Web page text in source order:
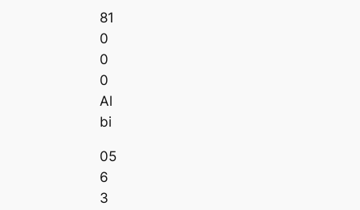
81
0
0
0
Al
bi
05
6
3